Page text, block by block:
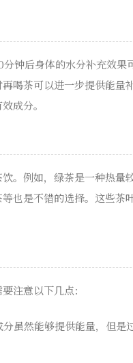
钟后身体的水分补充效
喝茶可以进一步提供能量
成分。
。例如，绿茶是一种热
也是不错的选择。这些茶
注意以下几点：
虽然能够提供能量，但